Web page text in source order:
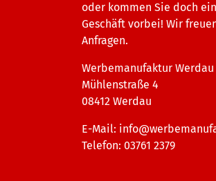
oder kommen Sie doch
Geschäft vorbei! Wir
Anfragen.
Werbemanufaktur Werdau
Mühlenstraße 4
08412 Werdau
E-Mail:
Telefon: 03761 2379